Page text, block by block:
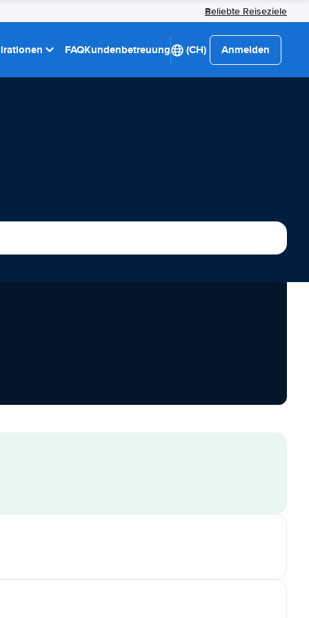
Beliebte Reiseziele
FAQKundenbetreuung (CH) Anmelden